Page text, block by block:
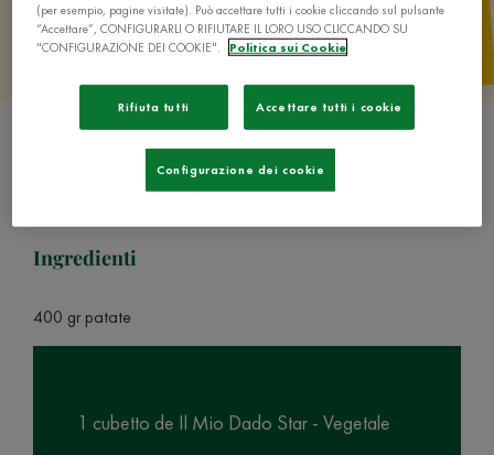
Ingredienti
400 gr patate
1 cubetto de Il Mio Dado Star - Vegetale
(per esempio, pagine visitate). Può accettare tutti i cookie cliccando sul pulsante
“Accettare”, CONFIGURARLI O RIFIUTARE IL LORO USO CLICCANDO SU
"CONFIGURAZIONE DEI COOKIE".
Politica sui Cookie
Rifiuta tutti Accettare tutti i cookie
Configurazione dei cookie